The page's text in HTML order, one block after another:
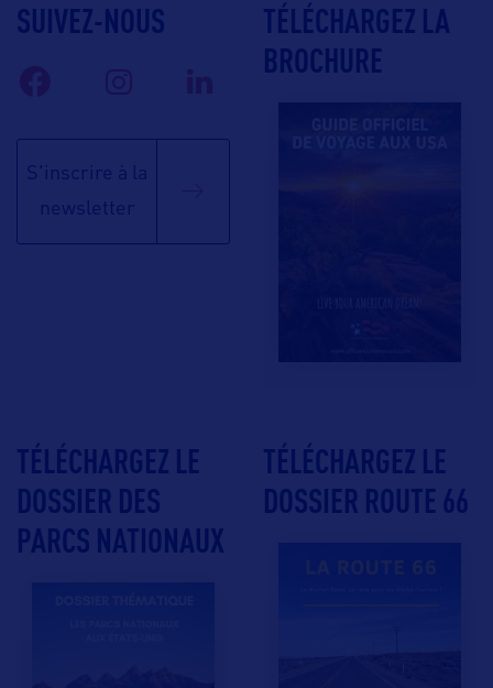
SUIVEZ-NOUS
S'inscrire à la
newsletter
TÉLÉCHARGEZ LA
BROCHURE
TÉLÉCHARGEZ LE
DOSSIER DES
PARCS NATIONAUX
TÉLÉCHARGEZ LE
DOSSIER ROUTE 66